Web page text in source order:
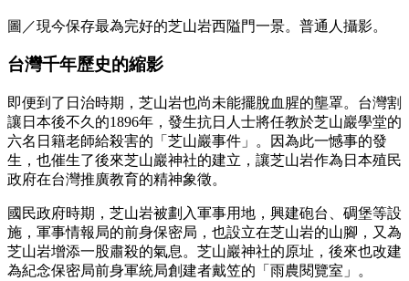
圖／現今保存最為完好的芝山岩西隘門一景。普通人攝影。
台灣千年歷史的縮影
即便到了日治時期，芝山岩也尚未能擺脫血腥的壟罩。台灣割
讓日本後不久的1896年，發生抗日人士將任教於芝山巖學堂的
六名日籍老師給殺害的「芝山巖事件」。因為此一憾事的發
生，也催生了後來芝山巖神社的建立，讓芝山岩作為日本殖民
政府在台灣推廣教育的精神象徵。
國民政府時期，芝山岩被劃入軍事用地，興建砲台、碉堡等設
施，軍事情報局的前身保密局，也設立在芝山岩的山腳，又為
芝山岩增添一股肅殺的氣息。芝山巖神社的原址，後來也改建
為紀念保密局前身軍統局創建者戴笠的「雨農閱覽室」。